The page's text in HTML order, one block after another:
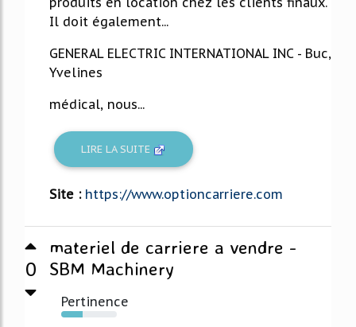
Il doit également...
GENERAL ELECTRIC INTERNATIONAL INC - Buc,
Yvelines
médical, nous...
LIRE LA SUITE
Site : https://www.optioncarriere.com
0
materiel de carriere a vendre -
SBM Machinery
Pertinence
38%